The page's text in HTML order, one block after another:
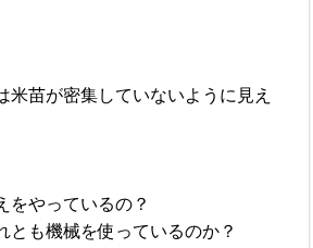
米苗が密集していないように見え
をやっているの？
とも機械を使っているのか？